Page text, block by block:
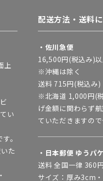
上
い
。
た
配送方法・送料
・佐川急便
16,500円(税込み)
※沖縄は除く
送料 715円(税込み)
※北海道 1,000円(
げ金額に関わらず
ていただきますの
・日本郵便 ゆうパ
送料 全国一律 360
サイズ：厚み3cm